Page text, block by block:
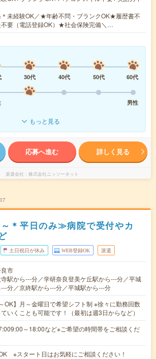
＊未経験OK／★年齢不問・ブランクOK★履歴書不
不要（電話登録OK）★社会保険完備＼…
30代 40代 50代
60代
男性
もっと見る
応募へ進む 詳しく見る
派遣会社 株式会社ニッソーネット
＊平日のみ≫病院で受付やカ
土日祝日が休み WEB登録OK 派遣
市
駅から---分／学研奈良登美ケ丘駅から---分／平城
分／京終駅から---分／平城駅から---分
OK】月～金曜日で希望シフト制 ※徐々に勤務回数
いくことも可能です！（最初は週3日からなど）
～18:00など※ご希望の時間帯をご相談くだ
※スタート日はお気軽にご相談ください！